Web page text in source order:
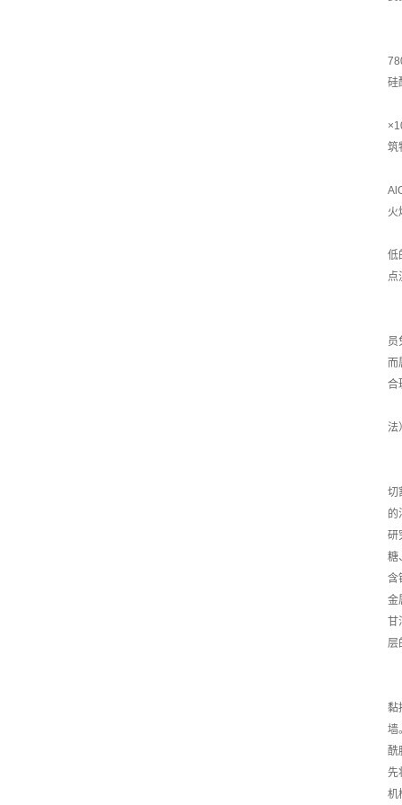
硅
筑
火
低
点
员
而
合
法
切
的
研
糖
含
金
甘
层
黏
墙
酰
先
机